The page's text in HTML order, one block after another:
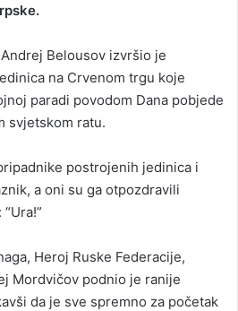
Belousov izvršio je
na Crvenom trgu koje
paradi povodom Dana pobjede
svjetskom ratu.
postrojenih jedinica i
a oni su ga otpozdravili
Heroj Ruske Federacije,
Mordvičov podnio je ranije
da je sve spremno za početak